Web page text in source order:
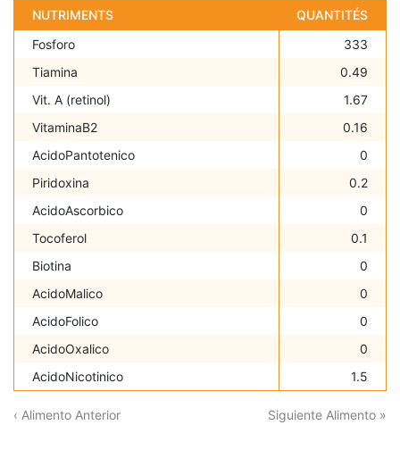
NUTRIMENTS
QUANTITÉS
Fosforo
333
Tiamina
0.49
Vit. A (retinol)
1.67
VitaminaB2
0.16
AcidoPantotenico
0
Piridoxina
0.2
AcidoAscorbico
0
Tocoferol
0.1
Biotina
0
AcidoMalico
0
AcidoFolico
0
AcidoOxalico
0
AcidoNicotinico
1.5
‹ Alimento Anterior Siguiente Alimento »